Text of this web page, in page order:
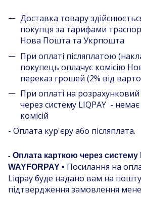
Доставка товару
покупця за тарифами
Нова Пошта та Укрпошта
При оплаті післяплатою
покупець оплачує комісію
переказ грошей (2% від
При оплаті на
через систему LIQPAY -
комісій
- Оплата кур'єру або післяплата.
- Оплата карткою через систему
WAYFORPAY • Посилання на
Liqpay буде надано вам на пошту
підтвердження замовлення